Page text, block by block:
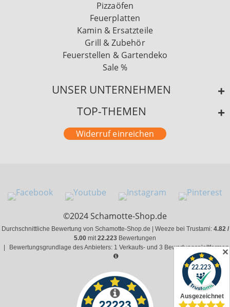
Pizzaöfen
Feuerplatten
Kamin & Ersatzteile
Grill & Zubehör
Feuerstellen & Gartendeko
Sale %
UNSER UNTERNEHMEN
TOP-THEMEN
Widerruf einreichen
©2024 Schamotte-Shop.de
Durchschnittliche Bewertung von Schamotte-Shop.de | Weeze bei Trustami: 4.82 /
5.00 mit22.223 Bewertungen
Bewertungsgrundlage des Anbieters: 1 Verkaufs- und 3 Bewertungsplattformen
✕